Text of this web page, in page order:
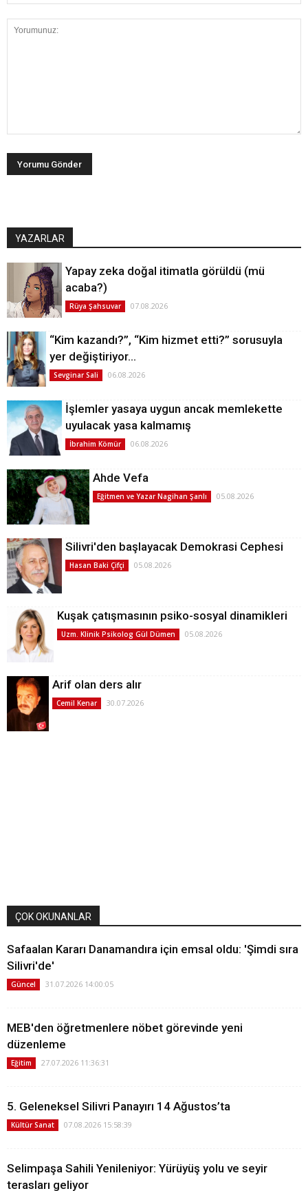
YAZARLAR
Yapay zeka doğal itimatla görüldü (mü
acaba?)
Rüya Şahsuvar 07.08.2026
“Kim kazandı?”, “Kim hizmet etti?” sorusuyla
yer değiştiriyor…
Sevginar Sali 06.08.2026
İşlemler yasaya uygun ancak memlekette
uyulacak yasa kalmamış
İbrahim Kömür 06.08.2026
Ahde Vefa
Eğitmen ve Yazar Nagihan Şanlı 05.08.2026
Silivri'den başlayacak Demokrasi Cephesi
Hasan Baki Çifçi 05.08.2026
Kuşak çatışmasının psiko-sosyal dinamikleri
Uzm. Klinik Psikolog Gül Dümen 05.08.2026
Arif olan ders alır
Cemil Kenar 30.07.2026
ÇOK OKUNANLAR
Safaalan Kararı Danamandıra için emsal oldu: 'Şimdi sıra
Silivri'de'
Güncel 31.07.2026 14:00:05
MEB'den öğretmenlere nöbet görevinde yeni
düzenleme
Eğitim 27.07.2026 11:36:31
5. Geleneksel Silivri Panayırı 14 Ağustos’ta
Kültür Sanat 07.08.2026 15:58:39
Selimpaşa Sahili Yenileniyor: Yürüyüş yolu ve seyir
terasları geliyor